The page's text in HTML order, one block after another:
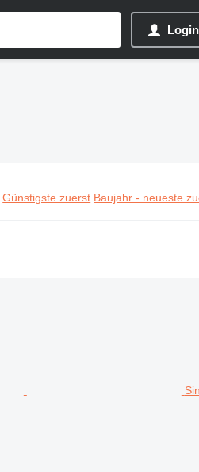
Günstigste zuerst Baujahr - neueste